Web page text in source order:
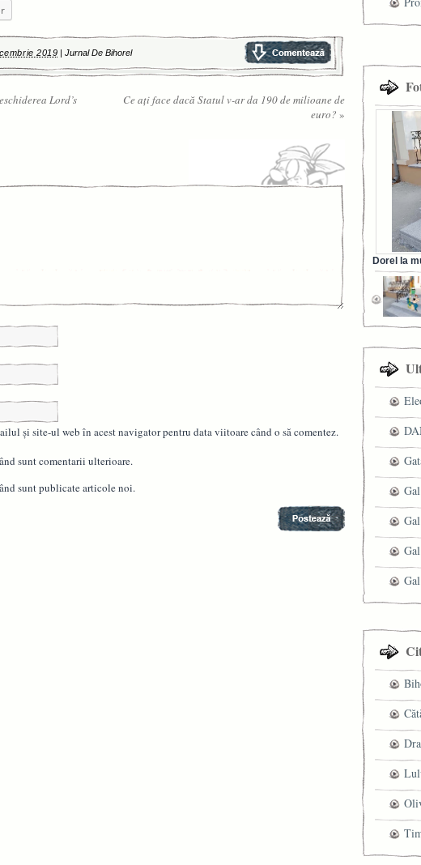
2019 |Jurnal De Bihorel
Lord’s
Ce ați face dacă Statul v-ar da 190 de milioane de
euro? »
și site-ul web în acest navigator pentru data viitoare când o să comentez.
sunt comentarii ulterioare.
sunt publicate articole noi.
Dorel la
din